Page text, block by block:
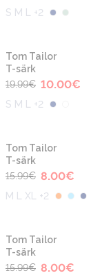
S M L +2
-50%
Tom Tailor
T-särk
19.99€ 10.00€
S M L +2
-50%
Tom Tailor
T-särk
15.99€ 8.00€
M L XL +2
-50%
Tom Tailor
T-särk
15.99€ 8.00€